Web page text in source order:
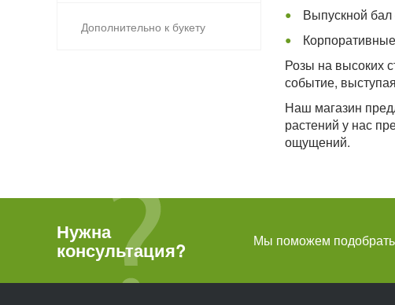
Дополнительно к букету
Выпускной
Розы на высоких
событие,
Наш магазин
растений у нас
ощущений.
Нужна
консультация? Мы поможем